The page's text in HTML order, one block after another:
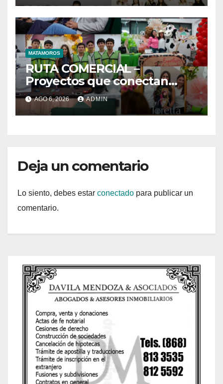
MATAMOROS
RUTA COMERCIAL –
Proyectos que conectan
estrategia e innovación
AGO 6, 2026 ADMIN
Deja un comentario
Lo siento, debes estar conectado para publicar un
comentario.